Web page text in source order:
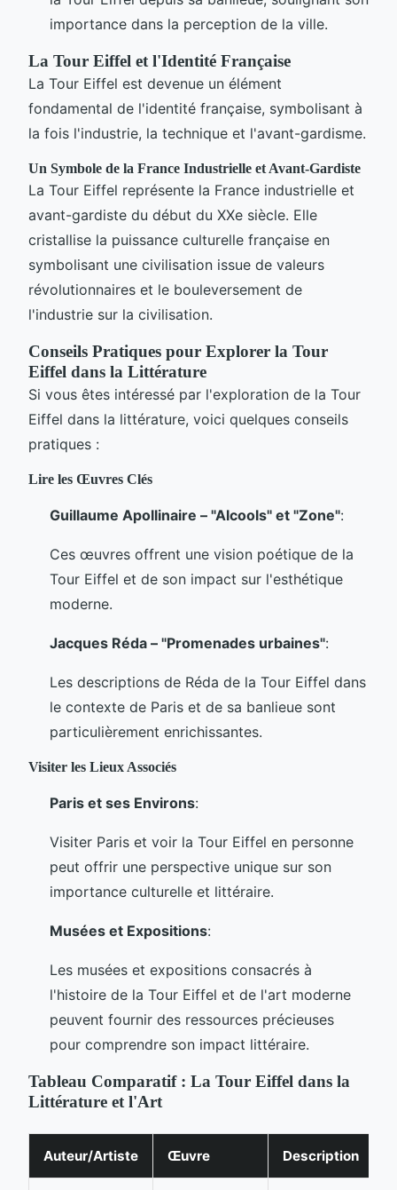
importance dans la perception de la ville.
La Tour Eiffel et l'Identité Française
La Tour Eiffel est devenue un élément
fondamental de l'identité française, symbolisant à
la fois l'industrie, la technique et l'avant-gardisme.
Un Symbole de la France Industrielle et Avant-Gardiste
La Tour Eiffel représente la France industrielle et
avant-gardiste du début du XXe siècle. Elle
cristallise la puissance culturelle française en
symbolisant une civilisation issue de valeurs
révolutionnaires et le bouleversement de
l'industrie sur la civilisation.
Conseils Pratiques pour Explorer la Tour
Eiffel dans la Littérature
Si vous êtes intéressé par l'exploration de la Tour
Eiffel dans la littérature, voici quelques conseils
pratiques :
Lire les Œuvres Clés
Guillaume Apollinaire – "Alcools" et "Zone":
Ces œuvres offrent une vision poétique de la
Tour Eiffel et de son impact sur l'esthétique
moderne.
Jacques Réda – "Promenades urbaines":
Les descriptions de Réda de la Tour Eiffel dans
le contexte de Paris et de sa banlieue sont
particulièrement enrichissantes.
Visiter les Lieux Associés
Paris et ses Environs:
Visiter Paris et voir la Tour Eiffel en personne
peut offrir une perspective unique sur son
importance culturelle et littéraire.
Musées et Expositions:
Les musées et expositions consacrés à
l'histoire de la Tour Eiffel et de l'art moderne
peuvent fournir des ressources précieuses
pour comprendre son impact littéraire.
Tableau Comparatif : La Tour Eiffel dans la
Littérature et l'Art
Auteur/Artiste Œuvre Description